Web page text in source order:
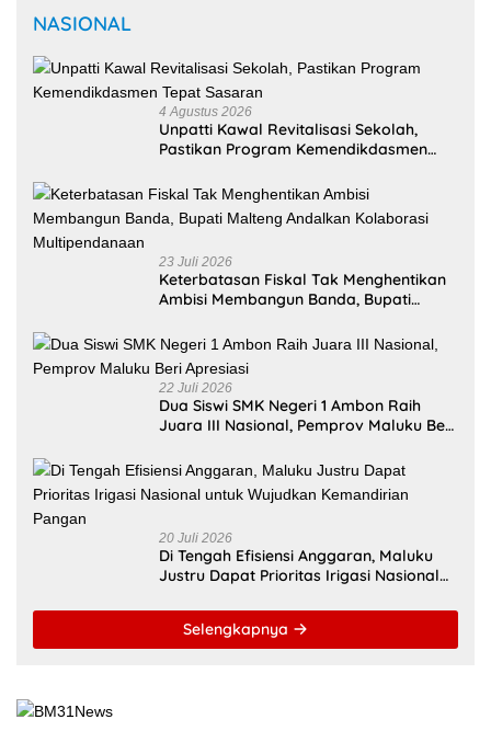
NASIONAL
4 Agustus 2026
Unpatti Kawal Revitalisasi Sekolah,
Pastikan Program Kemendikdasmen
23 Juli 2026
Keterbatasan Fiskal Tak Menghentikan
Ambisi Membangun Banda, Bupati
Multipendanaan
22 Juli 2026
Dua Siswi SMK Negeri 1 Ambon Raih
Juara III Nasional, Pemprov Maluku Beri
20 Juli 2026
Di Tengah Efisiensi Anggaran, Maluku
Justru Dapat Prioritas Irigasi Nasional
Selengkapnya